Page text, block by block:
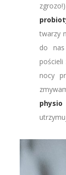
twarzy
do
nocy